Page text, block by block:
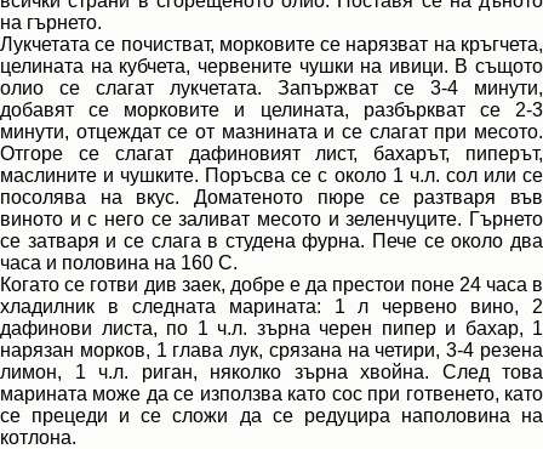
на гърнето.
Лукчетата се почистват, морковите се нарязват на кръгчета,
целината на кубчета, червените чушки на ивици. В същото
олио се слагат лукчетата. Запържват се 3-4 минути,
добавят се морковите и целината, разбъркват се 2-3
минути, отцеждат се от мазнината и се слагат при месото.
Отгоре се слагат дафиновият лист, бахарът, пиперът,
маслините и чушките. Поръсва се с около 1 ч.л. сол или се
посолява на вкус. Доматеното пюре се разтваря във
виното и с него се заливат месото и зеленчуците. Гърнето
се затваря и се слага в студена фурна. Пече се около два
часа и половина на 160 С.
Когато се готви див заек, добре е да престои поне 24 часа в
хладилник в следната марината: 1 л червено вино, 2
дафинови листа, по 1 ч.л. зърна черен пипер и бахар, 1
нарязан морков, 1 глава лук, срязана на четири, 3-4 резена
лимон, 1 ч.л. риган, няколко зърна хвойна. След това
марината може да се използва като сос при готвенето, като
се прецеди и се сложи да се редуцира наполовина на
котлона.